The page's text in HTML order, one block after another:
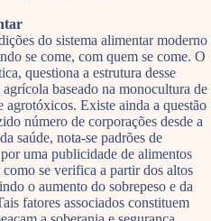
do sistema alimentar moderno
se come, com quem se come. O
questiona a estrutura desse
baseado na monocultura de
agrotóxicos. Existe ainda a questão
número de corporações desde a
saúde, nota-se padrões de
uma publicidade de alimentos
se verifica a partir dos altos
o aumento do sobrepeso e da
fatores associados constituem